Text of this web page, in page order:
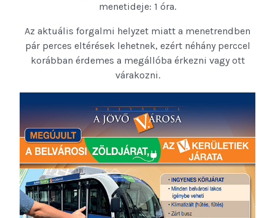
menetideje: 1 óra.
Az aktuális forgalmi helyzet miatt a menetrendben
pár perces eltérések lehetnek, ezért néhány perccel
korábban érdemes a megállóba érkezni vagy ott
várakozni.